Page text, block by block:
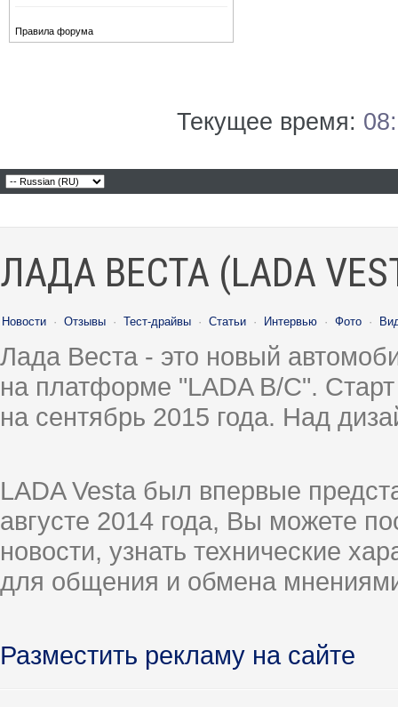
Правила форума
Текущее время:
ЛАДА ВЕСТА (LADA
Новости · Отзывы · Тест-драйвы · Статьи · Интервью · Фото ·
Лада Веста - это новый
на платформе "LADA B/C".
на сентябрь 2015 года. Над
LADA Vesta был впервые
августе 2014 года, Вы можете
новости, узнать технические
для общения и обмена
Разместить рекламу на сайте